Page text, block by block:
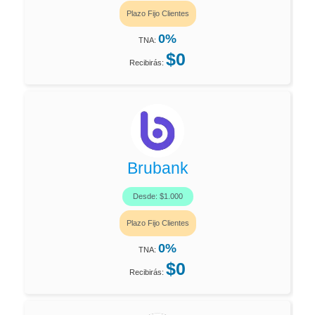
Plazo Fijo Clientes
TNA: 0%
Recibirás: $0
Brubank
Desde: $1.000
Plazo Fijo Clientes
TNA: 0%
Recibirás: $0